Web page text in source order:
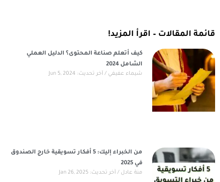
قائمة المقالات – اقرأ المزيد!
كيف أتعلم صناعة المحتوى؟ الدليل العملي
الشامل 2024
شيماء عفيفي آخر تحديث: Jun 5, 2024
من الخبراء إليك: 5 أفكار تسويقية خارج الصندوق
في 2025
منة عادل آخر تحديث: Jan 26, 2025